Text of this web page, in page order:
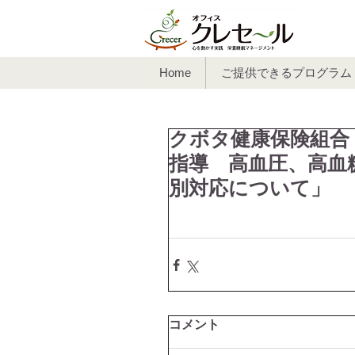
Home ご提供できるプログラム
クボタ健康保険組
指導 高血圧、高血
別対応について」
コメント